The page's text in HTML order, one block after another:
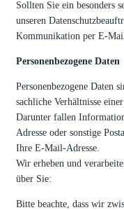
Sollten Sie ein besonders
unseren
Kommunikation per E-
Personenbezogene Daten
Personenbezogene Daten
sachliche Verhältnisse
Darunter fallen
Adresse oder sonstige
Ihre E-Mail-Adresse.
Wir erheben und
über Sie:
Bitte beachte, dass wir